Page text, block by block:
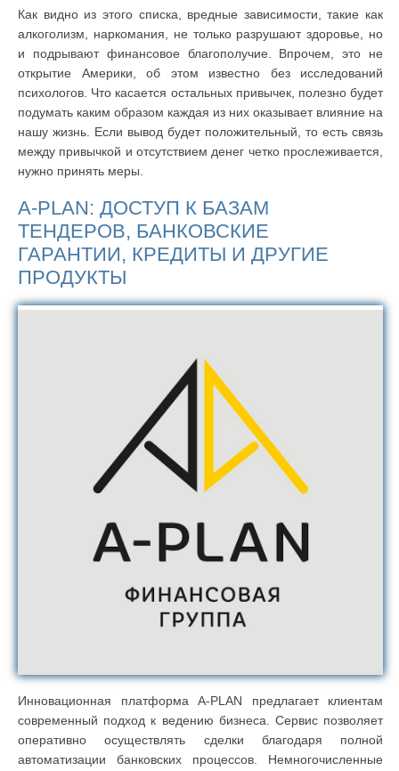
Как видно из этого списка, вредные зависимости, такие как
алкоголизм, наркомания, не только разрушают здоровье, но
и подрывают финансовое благополучие. Впрочем, это не
открытие Америки, об этом известно без исследований
психологов. Что касается остальных привычек, полезно будет
подумать каким образом каждая из них оказывает влияние на
нашу жизнь. Если вывод будет положительный, то есть связь
между привычкой и отсутствием денег четко прослеживается,
нужно принять меры.
A-PLAN: ДОСТУП К БАЗАМ
ТЕНДЕРОВ, БАНКОВСКИЕ
ГАРАНТИИ, КРЕДИТЫ И ДРУГИЕ
ПРОДУКТЫ
Инновационная платформа A-PLAN предлагает клиентам
современный подход к ведению бизнеса. Сервис позволяет
оперативно осуществлять сделки благодаря полной
автоматизации банковских процессов. Немногочисленные